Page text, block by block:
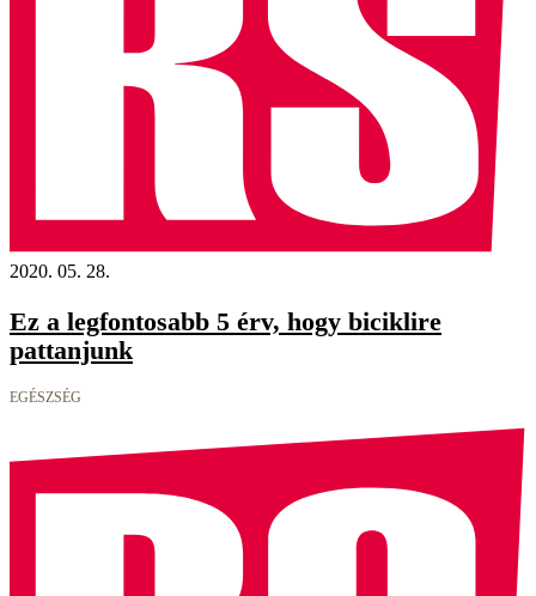
2020. 05. 28.
Ez a legfontosabb 5 érv, hogy biciklire
pattanjunk
EGÉSZSÉG